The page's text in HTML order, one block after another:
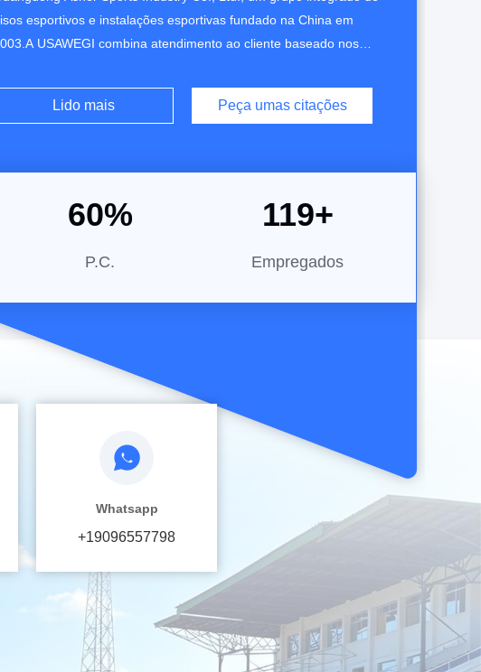
esportivos e instalações esportivas fundado na China em
USAWEGI combina atendimento ao cliente baseado nos
desenvolvimento de produtos, experiência em engenharia e
recursos globais da cadeia de suprimentos de nosso grupo matriz
Lido mais Peça umas citações
60%
P.C.
120+
Empregados
Whatsapp
+19096557798